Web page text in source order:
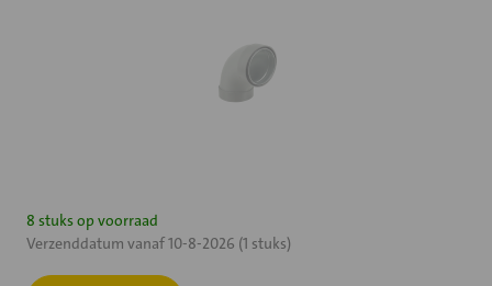
Huidige
voorraad:
8 stuks op voorraad
Verzenddatum vanaf 10-8-2026 (1 stuks)